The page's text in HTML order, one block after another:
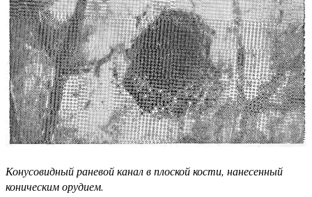
Конусовидный раневой канал в плоской кости, нанесенный
коническим орудием.